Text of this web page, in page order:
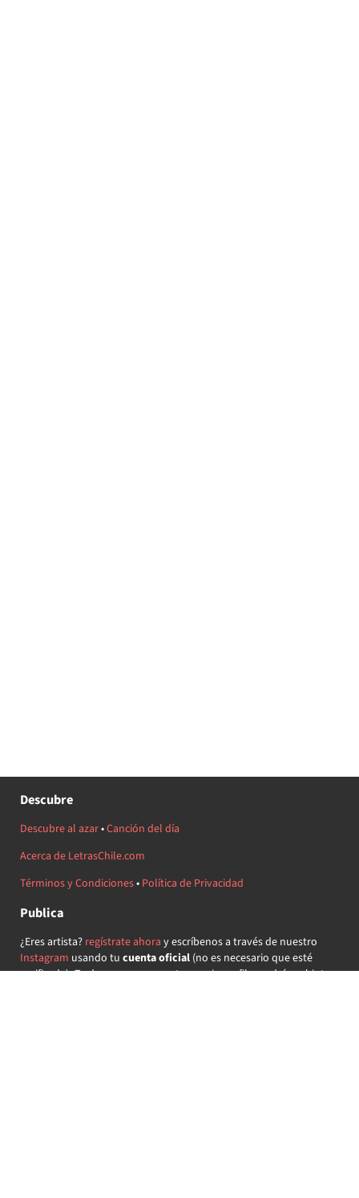
Descubre
Descubre al azar•Canción del día
Acerca de LetrasChile.com
Términos y Condiciones• Política de Privacidad
Publica
¿Eres artista? regístrate ahora y escríbenos a través de nuestro
Instagram usando tu cuenta oficial(no es necesario que esté
verificada) ¡Te daremos acceso a tu propio perfil y podrás subir tus